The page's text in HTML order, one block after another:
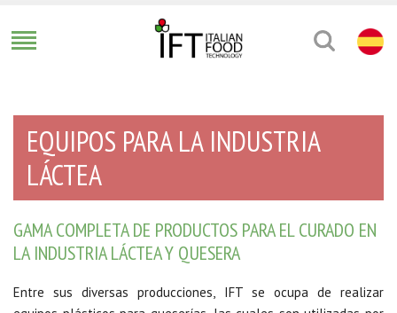
EQUIPOS PARA LA INDUSTRIA
LÁCTEA
GAMA COMPLETA DE PRODUCTOS PARA EL CURADO EN
LA INDUSTRIA LÁCTEA Y QUESERA
Entre sus diversas producciones, IFT se ocupa de realizar